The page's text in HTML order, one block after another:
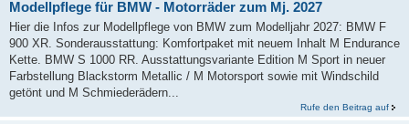
Modellpflege für BMW - Motorräder zum Mj. 2027
Hier die Infos zur Modellpflege von BMW zum Modelljahr 2027: BMW F
900 XR. Sonderausstattung: Komfortpaket mit neuem Inhalt M Endurance
Kette. BMW S 1000 RR. Ausstattungsvariante Edition M Sport in neuer
Farbstellung Blackstorm Metallic / M Motorsport sowie mit Windschild
getönt und M Schmiederädern...
Rufe den Beitrag auf